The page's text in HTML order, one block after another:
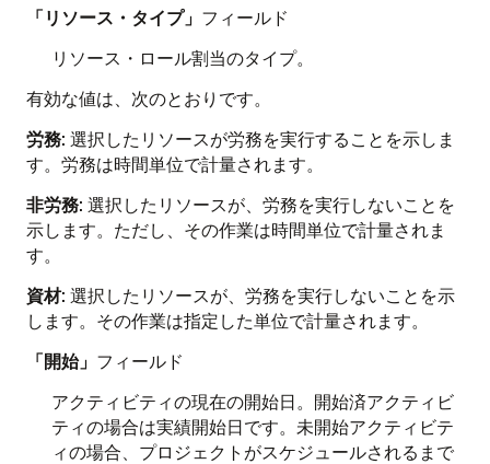
「リソース・タイプ」 フィールド
リソース・ロール割当のタイプ。
有効な値は、次のとおりです。
労務: 選択したリソースが労務を実行することを示しま
す。労務は時間単位で計量されます。
非労務: 選択したリソースが、労務を実行しないことを
示します。ただし、その作業は時間単位で計量されま
す。
資材: 選択したリソースが、労務を実行しないことを示
します。その作業は指定した単位で計量されます。
「開始」 フィールド
アクティビティの現在の開始日。開始済アクティビ
ティの場合は実績開始日です。未開始アクティビテ
ィの場合、プロジェクトがスケジュールされるまで